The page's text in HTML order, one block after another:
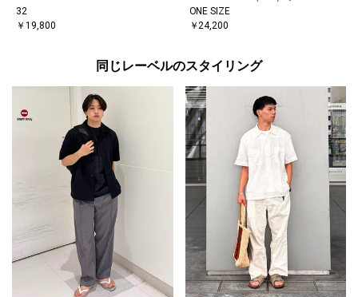
32
￥19,800
ONE SIZE
￥24,200
同じレーベルのスタイリング